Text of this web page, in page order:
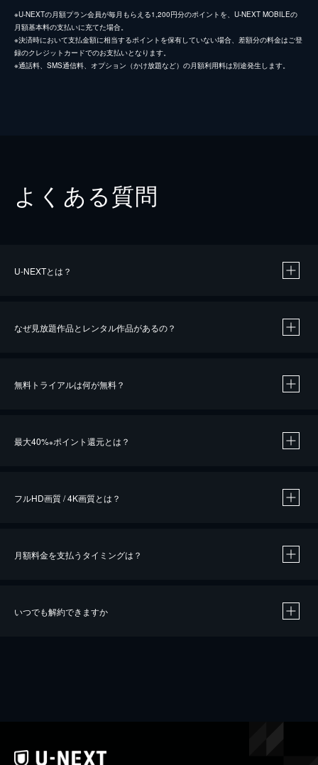
※U-NEXTの月額プラン会員が毎月もらえる1,200円分のポイントを、U-NEXT MOBILEの
月額基本料の支払いに充てた場合。
※決済時において支払金額に相当するポイントを保有していない場合、差額分の料金はご登
録のクレジットカードでのお支払いとなります。
※通話料、SMS通信料、オプション（かけ放題など）の月額利用料は別途発生します。
よくある質問
U-NEXTとは？
なぜ見放題作品とレンタル作品があるの？
無料トライアルは何が無料？
最大40%※ポイント還元とは？
※40％ポイント還元の対象は、クレジットカード決済による作品の購入 / レンタルです。
フルHD画質 / 4K画質とは？
月額料金を支払うタイミングは？
いつでも解約できますか